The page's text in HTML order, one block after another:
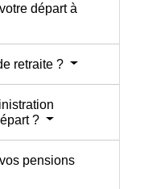
départ à
retraite ?
?
pensions